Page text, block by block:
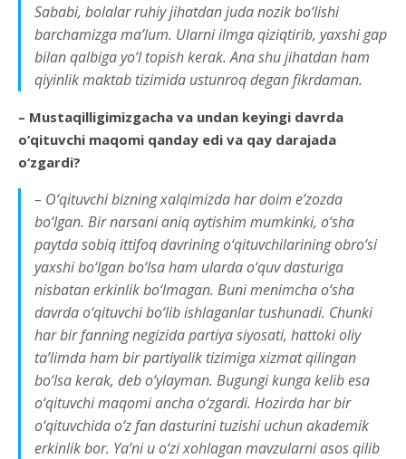
Sababi, bolalar ruhiy jihatdan juda nozik bo‘lishi
barchamizga ma’lum. Ularni ilmga qiziqtirib, yaxshi gap
bilan qalbiga yo‘l topish kerak. Ana shu jihatdan ham
qiyinlik maktab tizimida ustun­roq degan fikrdaman.
– Mustaqilligimizgacha va undan keyingi davrda
o‘qituvchi maqomi qanday edi va qay dara­jada
o‘zgardi?
– O‘qituvchi bizning xalqimizda har doim e’zozda
bo‘lgan. Bir nar­sani aniq aytishim mumkinki, o‘sha
paytda sobiq ittifoq davrining o‘qituvchilarining obro‘si
yaxshi bo‘lgan bo‘lsa ham ularda o‘quv dasturiga
nisbatan erkinlik bo‘lmagan. Buni menimcha o‘sha
davrda o‘qituvchi bo‘lib ishlaganlar tushunadi. Chun­ki
har bir fanning negizida partiya siyosati, hattoki oliy
ta’limda ham bir partiyalik tizimiga xizmat qilin­gan
bo‘lsa kerak, deb o‘ylayman. Bugungi kunga kelib esa
o‘qituvchi maqomi ancha o‘zgardi. Hozirda har bir
o‘qituvchida o‘z fan dasturini tuzishi uchun akademik
erkinlik bor. Ya’ni u o‘zi xohlagan mavzularni asos qilib